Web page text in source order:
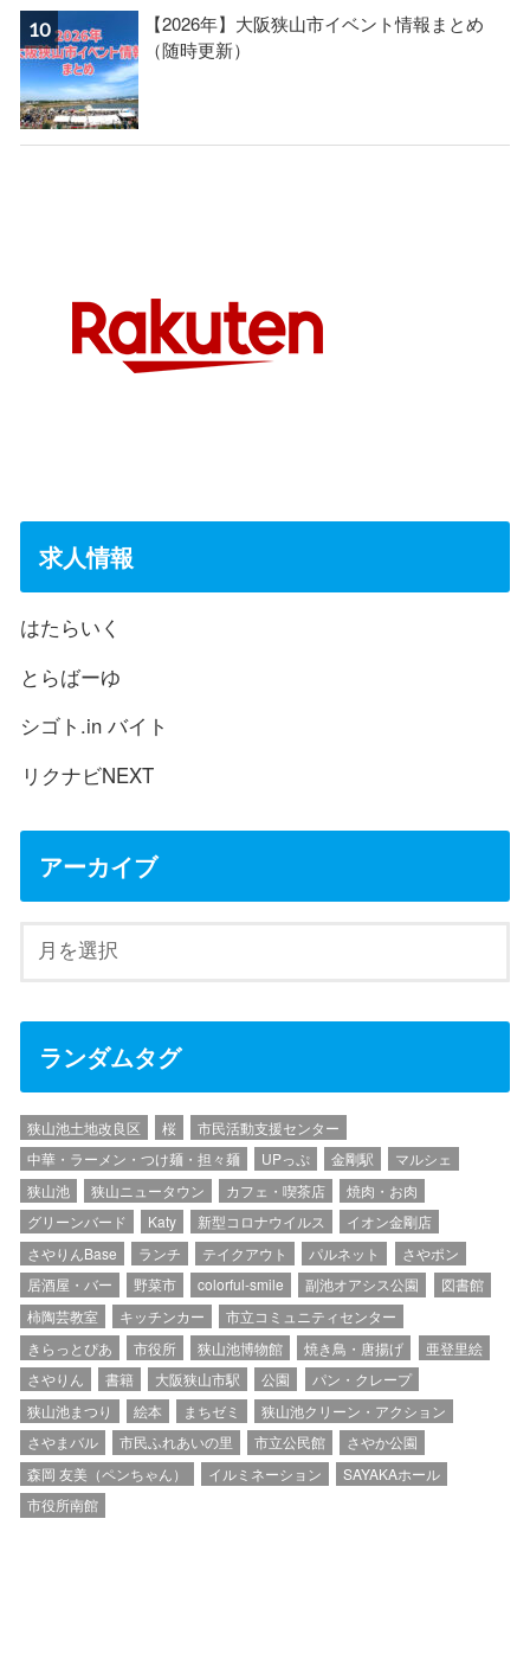
【2026年】大阪狭山市イベント情報まとめ
（随時更新）
求人情報
はたらいく
とらばーゆ
シゴト.in バイト
リクナビNEXT
アーカイブ
ランダムタグ
狭山池土地改良区 桜
市民活動支援センター
中華・ラーメン・つけ麺・担々麺
UPっぷ 金剛駅
マルシェ
狭山池
狭山ニュータウン カフェ・喫茶店
焼肉・お肉
グリーンバード
Katy 新型コロナウイルス
イオン金剛店
さやりんBase
ランチ テイクアウト パルネット
さやポン
居酒屋・バー
野菜市 colorful-smile 副池オアシス公園
図書館
柿陶芸教室
キッチンカー
市立コミュニティセンター
きらっとぴあ
市役所 狭山池博物館 焼き鳥・唐揚げ
亜登里絵
さやりん
書籍 大阪狭山市駅 公園
パン・クレープ
狭山池まつり
絵本 まちゼミ
狭山池クリーン・アクション
さやまバル
市民ふれあいの里 市立公民館
さやか公園
森岡 友美（ペンちゃん）
イルミネーション
SAYAKAホール
市役所南館